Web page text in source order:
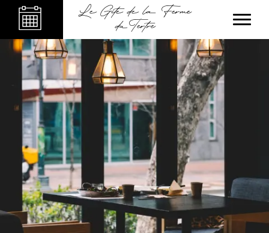
Le Gîte de la Ferme
du Tertre